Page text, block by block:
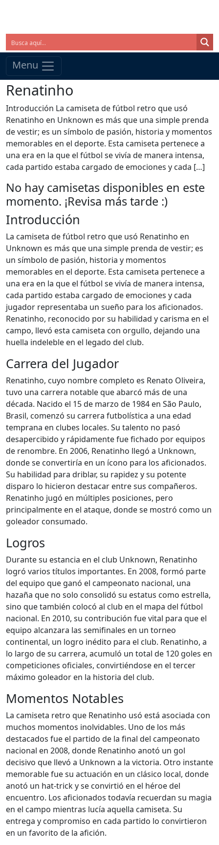
Menu
Renatinho
Introducción La camiseta de fútbol retro que usó
Renatinho en Unknown es más que una simple prenda
de vestir; es un símbolo de pasión, historia y momentos
memorables en el deporte. Esta camiseta pertenece a
una era en la que el fútbol se vivía de manera intensa,
cada partido estaba cargado de emociones y cada […]
No hay camisetas disponibles en este
momento. ¡Revisa más tarde :)
Introducción
La camiseta de fútbol retro que usó Renatinho en
Unknown es más que una simple prenda de vestir; es
un símbolo de pasión, historia y momentos
memorables en el deporte. Esta camiseta pertenece a
una era en la que el fútbol se vivía de manera intensa,
cada partido estaba cargado de emociones y cada
jugador representaba un sueño para los aficionados.
Renatinho, reconocido por su habilidad y carisma en el
campo, llevó esta camiseta con orgullo, dejando una
huella indeleble en el legado del club.
Carrera del Jugador
Renatinho, cuyo nombre completo es Renato Oliveira,
tuvo una carrera notable que abarcó más de una
década. Nacido el 15 de marzo de 1984 en São Paulo,
Brasil, comenzó su carrera futbolística a una edad
temprana en clubes locales. Su talento no pasó
desapercibido y rápidamente fue fichado por equipos
de renombre. En 2006, Renatinho llegó a Unknown,
donde se convertiría en un ícono para los aficionados.
Su habilidad para driblar, su rapidez y su potente
disparo lo hicieron destacar entre sus compañeros.
Renatinho jugó en múltiples posiciones, pero
principalmente en el ataque, donde se mostró como un
goleador consumado.
Logros
Durante su estancia en el club Unknown, Renatinho
logró varios títulos importantes. En 2008, formó parte
del equipo que ganó el campeonato nacional, una
hazaña que no solo consolidó su estatus como estrella,
sino que también colocó al club en el mapa del fútbol
nacional. En 2010, su contribución fue vital para que el
equipo alcanzara las semifinales en un torneo
continental, un logro inédito para el club. Renatinho, a
lo largo de su carrera, acumuló un total de 120 goles en
competiciones oficiales, convirtiéndose en el tercer
máximo goleador en la historia del club.
Momentos Notables
La camiseta retro que Renatinho usó está asociada con
muchos momentos inolvidables. Uno de los más
destacados fue el partido de la final del campeonato
nacional en 2008, donde Renatinho anotó un gol
decisivo que llevó a Unknown a la victoria. Otro instante
memorable fue su actuación en un clásico local, donde
anotó un hat-trick y se convirtió en el héroe del
encuentro. Los aficionados todavía recuerdan su magia
en el campo mientras lucía aquella camiseta. Su
entrega y compromiso en cada partido lo convirtieron
en un favorito de la afición.